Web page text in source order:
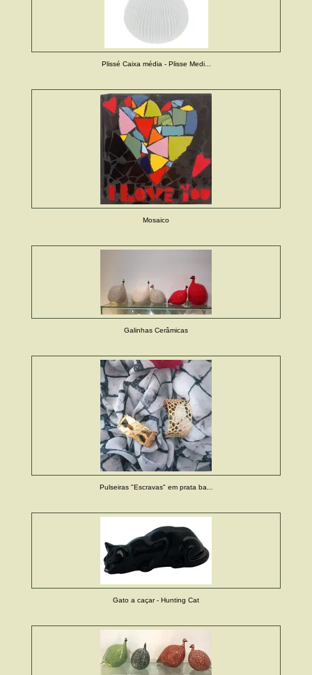
Plissé Caixa média - Plisse Medi...
Mosaico
Galinhas Cerâmicas
Pulseiras "Escravas" em prata ba...
Gato a caçar - Hunting Cat